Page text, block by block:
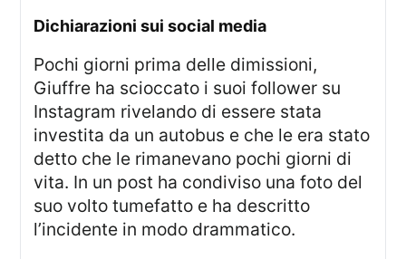
dichiarazioni sui social media
Pochi giorni prima delle dimissioni,
Giuffre ha scioccato i suoi follower su
Instagram rivelando di essere stata
investita da un autobus e che le era stato
detto che le rimanevano pochi giorni di
vita. In un post ha condiviso una foto del
suo volto tumefatto e ha descritto
l’incidente in modo drammatico.